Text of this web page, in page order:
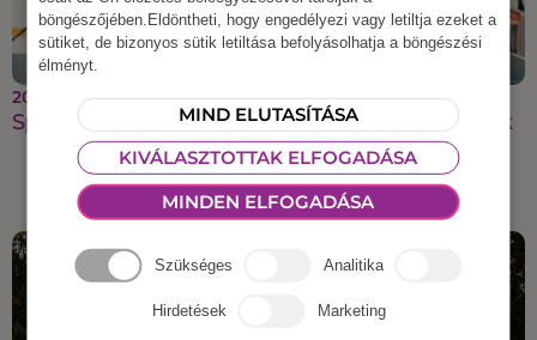
2025 október 27.
Sportos csapatépítés, ami energiát ad a csapatnak
böngészőjében.Eldöntheti, hogy engedélyezi vagy letiltja ezeket a
sütiket, de bizonyos sütik letiltása befolyásolhatja a böngészési
élményt.
MIND ELUTASÍTÁSA
KIVÁLASZTOTTAK ELFOGADÁSA
MINDEN ELFOGADÁSA
Szükséges Analitika
Hirdetések Marketing